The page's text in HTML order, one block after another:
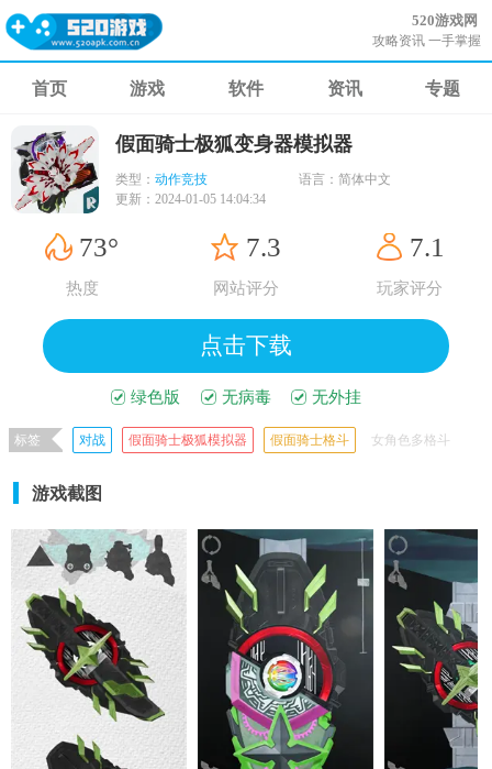
520游戏网
攻略资讯 一手掌握
首页 游戏 软件 资讯 专题
假面骑士极狐变身器模拟器
类型： 动作竞技 语言： 简体中文
更新： 2024-01-05 14:04:34
73°
热度
7.3
网站评分
7.1
玩家评分
点击下载
绿色版 无病毒 无外挂
标签 对战 假面骑士极狐模拟器 假面骑士格斗 女角色多格斗
游戏截图